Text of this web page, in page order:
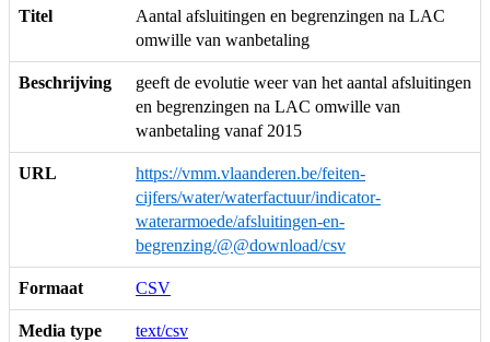
Titel
Aantal afsluitingen en begrenzingen na LAC
omwille van wanbetaling
Beschrijving
geeft de evolutie weer van het aantal afsluitingen
en begrenzingen na LAC omwille van
wanbetaling vanaf 2015
URL
https://vmm.vlaanderen.be/feiten-
cijfers/water/waterfactuur/indicator-
waterarmoede/afsluitingen-en-
begrenzing/@@download/csv
Formaat CSV
Media type text/csv